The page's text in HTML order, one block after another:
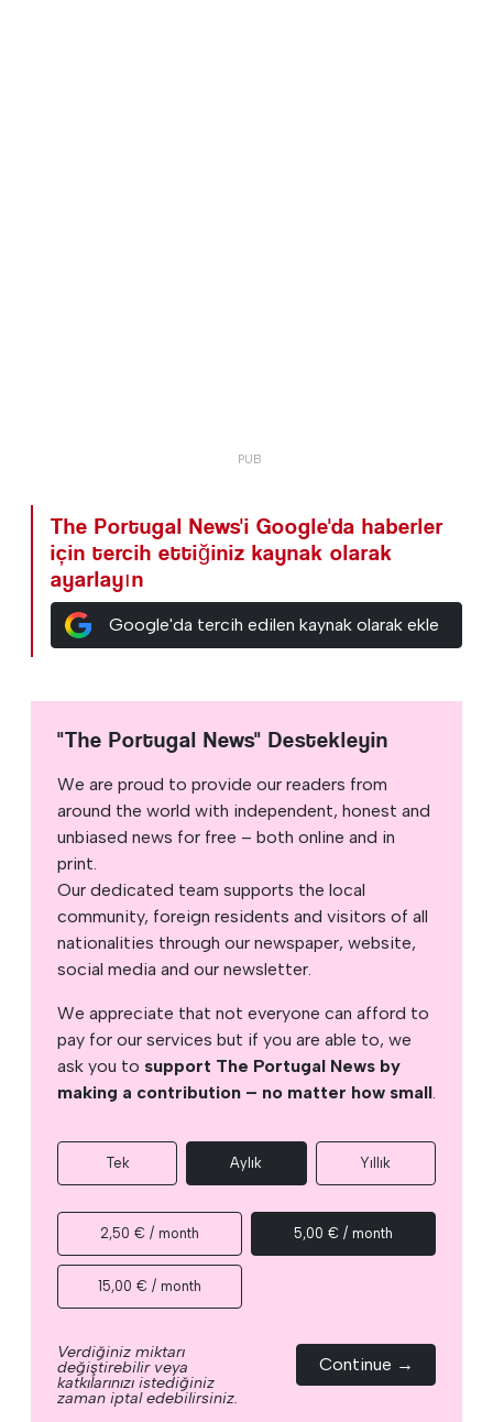
The Portugal News'i Google'da haberler
için tercih ettiğiniz kaynak olarak
ayarlayın
Google'da tercih edilen kaynak olarak ekle
"The Portugal News" Destekleyin
We are proud to provide our readers from
around the world with independent, honest and
unbiased news for free – both online and in
print.
Our dedicated team supports the local
community, foreign residents and visitors of all
nationalities through our newspaper, website,
social media and our newsletter.
We appreciate that not everyone can afford to
pay for our services but if you are able to, we
ask you to support The Portugal News by
making a contribution – no matter how small.
Tek Aylık Yıllık
2,50 € / month 5,00 € / month
15,00 € / month
Verdiğiniz miktarı
değiştirebilir veya
katkılarınızı istediğiniz
zaman iptal edebilirsiniz.
Continue →